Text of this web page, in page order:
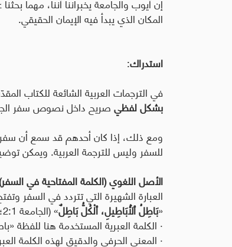
إن أيوب والجامعة يخبراننا أننا، مهما
المكان الذي يبدأ فيه الإيمان الحقيقي.
استدراك:
في الترجمات العربية الشائعة للكتاب
بشكل لفظيصريح داخل نصوص سفر
ومع ذلك، إذا كان أحدهم قد سمع أن سفر
للسفر وليس للترجمة العربية. ويمكن
الأصل اللغوي (الكلمة المفتاحية في
العبارة الشهيرة التي تتردد في السفر
«بَاطِلُ ٱلْأَبَاطِيلِ، ٱلْكُلُّ بَاطِلٌ» (الجامعة 2:1؛ 8:12).
· الكلمة العبرية المستخدمة هنا للفظة
· المعنى الحرفي والدقيق لهذه الكلمة